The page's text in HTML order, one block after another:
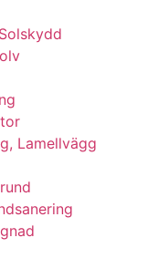
Lamellvägg